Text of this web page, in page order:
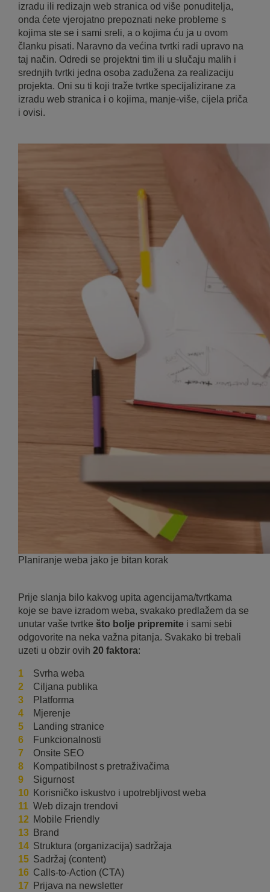
izradu ili redizajn web stranica od više ponuditelja,
onda ćete vjerojatno prepoznati neke probleme s
kojima ste se i sami sreli, a o kojima ću ja u ovom
članku pisati. Naravno da većina tvrtki radi upravo na
taj način. Odredi se projektni tim ili u slučaju malih i
srednjih tvrtki jedna osoba zadužena za realizaciju
projekta. Oni su ti koji traže tvrtke specijalizirane za
izradu web stranica i o kojima, manje-više, cijela priča
i ovisi.
Planiranje weba jako je bitan korak
Prije slanja bilo kakvog upita agencijama/tvrtkama
koje se bave izradom weba, svakako predlažem da se
unutar vaše tvrtke što bolje pripremite i sami sebi
odgovorite na neka važna pitanja. Svakako bi trebali
uzeti u obzir ovih 20 faktora:
Svrha weba
Ciljana publika
Platforma
Mjerenje
Landing stranice
Funkcionalnosti
Onsite SEO
Kompatibilnost s pretraživačima
Sigurnost
Korisničko iskustvo i upotrebljivost weba
Web dizajn trendovi
Mobile Friendly
Brand
Struktura (organizacija) sadržaja
Sadržaj (content)
Calls-to-Action (CTA)
Prijava na newsletter